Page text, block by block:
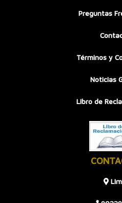
Preguntas
Términos y
Noticias
Libro de